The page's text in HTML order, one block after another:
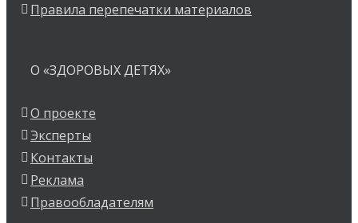
Правила перепечатки материалов
О «ЗДОРОВЫХ ДЕТЯХ»
О проекте
Эксперты
Контакты
Реклама
Правообладателям